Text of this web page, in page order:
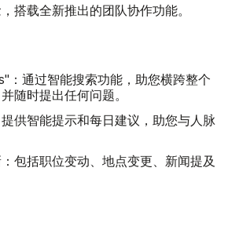
搭载全新推出的团队协作功能。
：通过智能搜索功能，助您横跨整个
随时提出任何问题。
供智能提示和每日建议，助您与人脉
包括职位变动、地点变更、新闻提及